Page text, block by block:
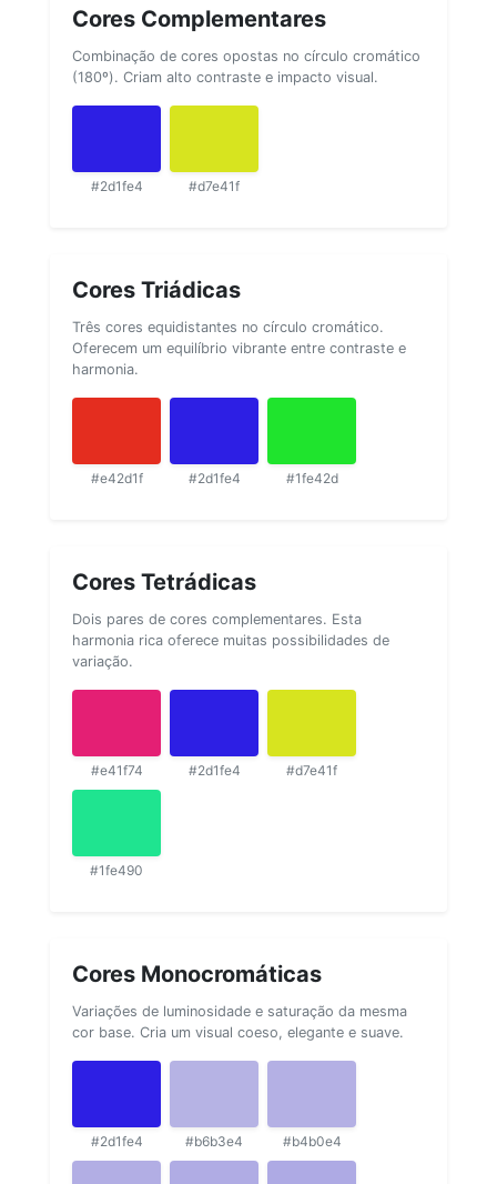
Cores Complementares
Combinação de cores opostas no círculo cromático
(180º). Criam alto contraste e impacto visual.
#2d1fe4 #d7e41f
Cores Triádicas
Três cores equidistantes no círculo cromático.
Oferecem um equilíbrio vibrante entre contraste e
harmonia.
#e42d1f #2d1fe4 #1fe42d
Cores Tetrádicas
Dois pares de cores complementares. Esta
harmonia rica oferece muitas possibilidades de
variação.
#e41f74 #2d1fe4 #d7e41f
#1fe490
Cores Monocromáticas
Variações de luminosidade e saturação da mesma
cor base. Cria um visual coeso, elegante e suave.
#2d1fe4 #b6b3e4 #b4b0e4